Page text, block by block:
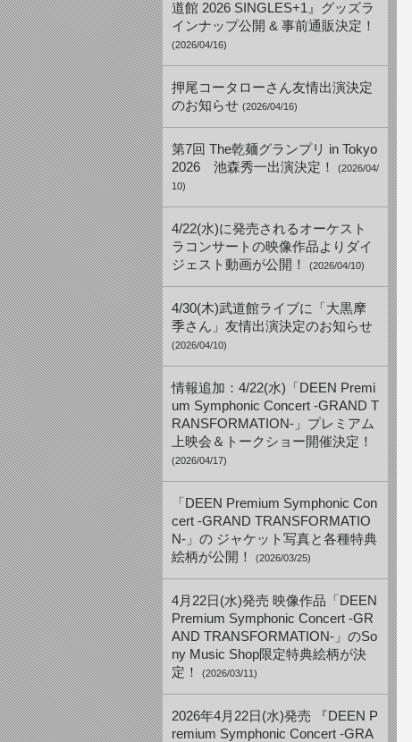
道館 2026 SINGLES+1』グッズラ
インナップ公開 & 事前通販決定！
(2026/04/16)
押尾コータローさん友情出演決定
のお知らせ (2026/04/16)
第7回 The乾麺グランプリ in Tokyo
2026 池森秀一出演決定！
(2026/04/
10)
4/22(水)に発売されるオーケスト
ラコンサートの映像作品よりダイ
ジェスト動画が公開！
(2026/04/10)
4/30(木)武道館ライブに「大黒摩
季さん」友情出演決定のお知らせ
(2026/04/10)
情報追加：4/22(水)「DEEN Premi
um Symphonic Concert -GRAND T
RANSFORMATION-」プレミアム
上映会＆トークショー開催決定！
(2026/04/17)
「DEEN Premium Symphonic Con
cert -GRAND TRANSFORMATIO
N-」の ジャケット写真と各種特典
絵柄が公開！
(2026/03/25)
4月22日(水)発売 映像作品「DEEN
Premium Symphonic Concert -GR
AND TRANSFORMATION-」のSo
ny Music Shop限定特典絵柄が決
定！
(2026/03/11)
2026年4月22日(水)発売 『DEEN P
remium Symphonic Concert -GRA